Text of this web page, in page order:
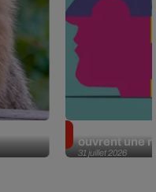
31 juillet 2026
ouvrent une